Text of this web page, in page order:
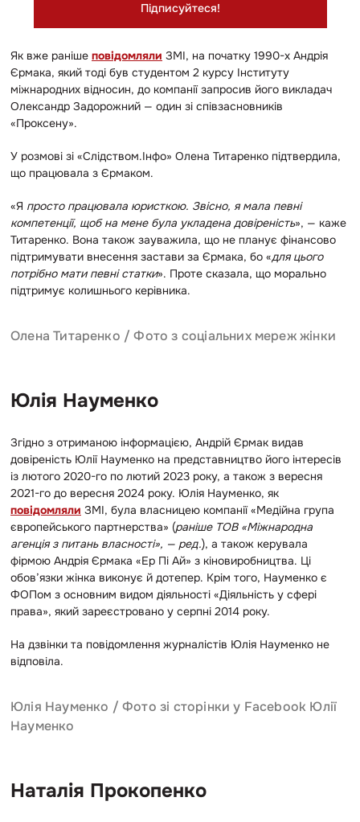
Підписуйтеся!
Як вже раніше повідомляли ЗМІ, на початку 1990-х Андрія
Єрмака, який тоді був студентом 2 курсу Інституту
міжнародних відносин, до компанії запросив його викладач
Олександр Задорожний — один зі співзасновників
«Проксену».
У розмові зі «Слідством.Інфо» Олена Титаренко підтвердила,
що працювала з Єрмаком.
«Я просто працювала юристкою. Звісно, я мала певні
компетенції, щоб на мене була укладена довіреність», — каже
Титаренко. Вона також зауважила, що не планує фінансово
підтримувати внесення застави за Єрмака, бо «для цього
потрібно мати певні статки». Проте сказала, що морально
підтримує колишнього керівника.
Олена Титаренко / Фото з соціальних мереж жінки
Юлія Науменко
Згідно з отриманою інформацією, Андрій Єрмак видав
довіреність Юлії Науменко на представництво його інтересів
із лютого 2020-го по лютий 2023 року, а також з вересня
2021-го до вересня 2024 року. Юлія Науменко, як
повідомляли ЗМІ, була власницею компанії «Медійна група
європейського партнерства» (раніше ТОВ «Міжнародна
агенція з питань власності», — ред.), а також керувала
фірмою Андрія Єрмака «Ер Пі Ай» з кіновиробництва. Ці
обов’язки жінка виконує й дотепер. Крім того, Науменко є
ФОПом з основним видом діяльності «Діяльність у сфері
права», який зареєстровано у серпні 2014 року.
На дзвінки та повідомлення журналістів Юлія Науменко не
відповіла.
Юлія Науменко / Фото зі сторінки у Facebook Юлії
Науменко
Наталія Прокопенко